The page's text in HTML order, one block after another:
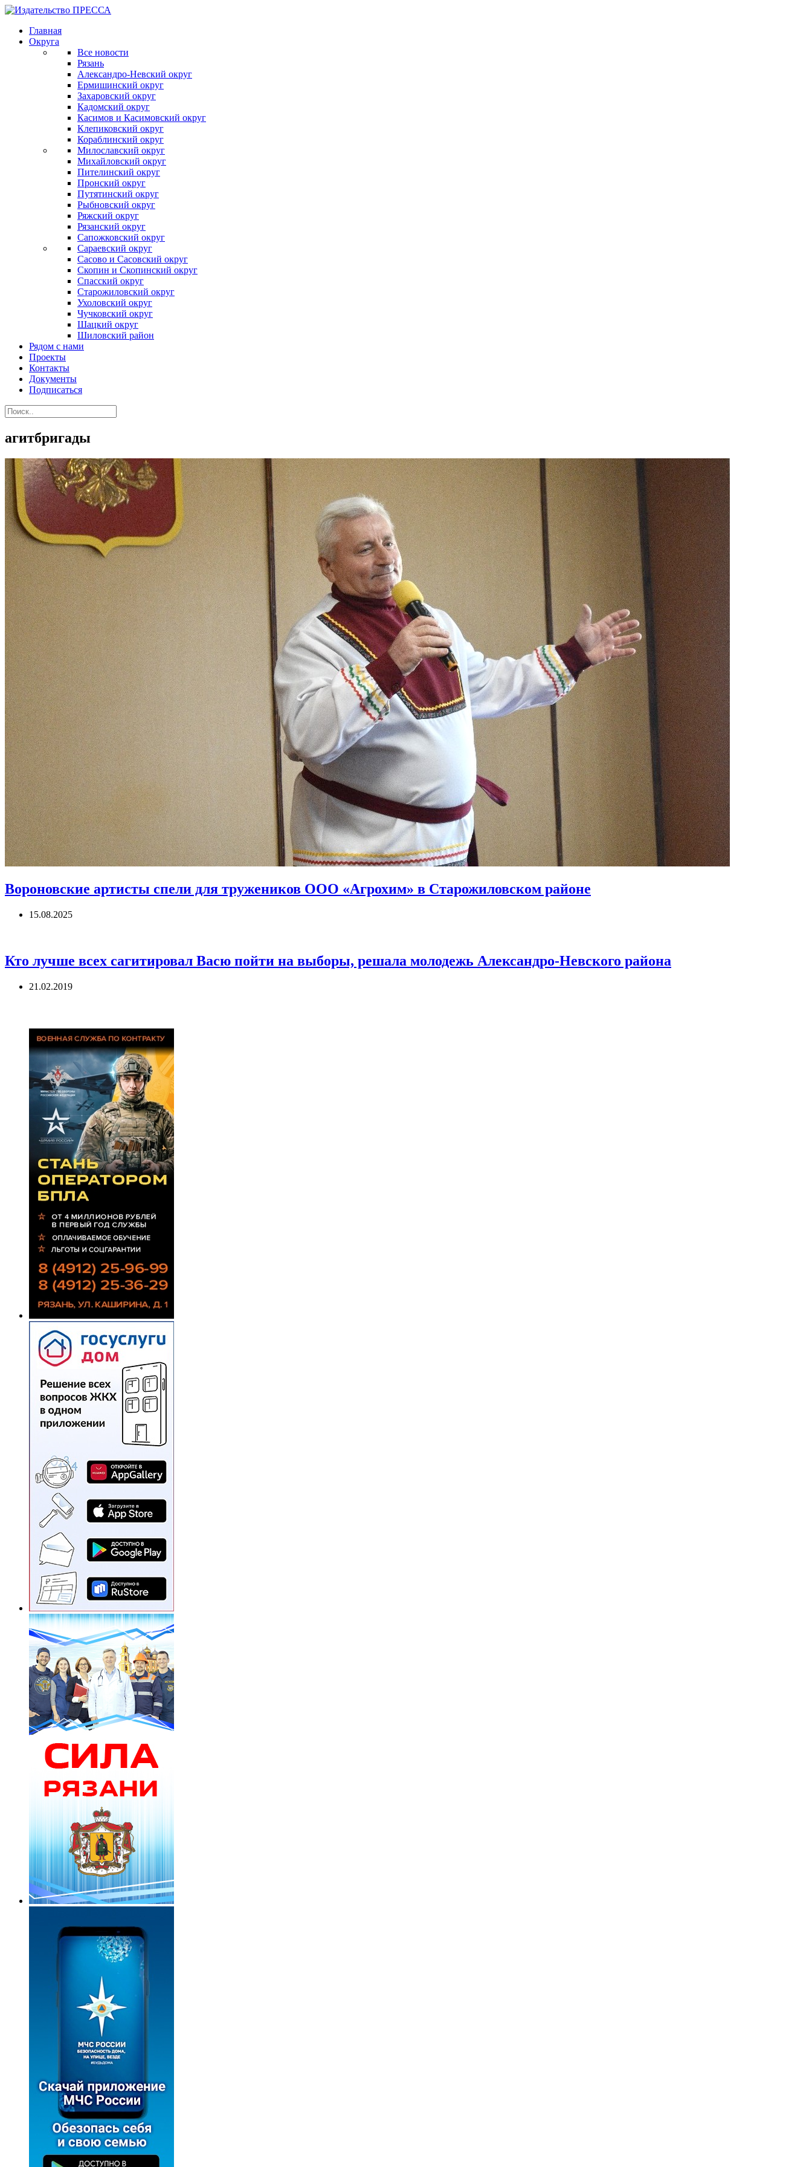
Главная
Округа
Все новости
Рязань
Александро-Невский округ
Ермишинский округ
Захаровский округ
Кадомский округ
Касимов и Касимовский округ
Клепиковский округ
Кораблинский округ
Милославский округ
Михайловский округ
Пителинский округ
Пронский округ
Путятинский округ
Рыбновский округ
Ряжский округ
Рязанский округ
Сапожковский округ
Сараевский округ
Сасово и Сасовский округ
Скопин и Скопинский округ
Спасский округ
Старожиловский округ
Ухоловский округ
Чучковский округ
Шацкий округ
Шиловский район
Рядом с нами
Проекты
Контакты
Документы
Подписаться
агитбригады
Вороновские артисты спели для тружеников ООО «Агрохим» в Старожиловском районе
15.08.2025
Кто лучше всех сагитировал Васю пойти на выборы, решала молодежь Александро-Невского района
21.02.2019